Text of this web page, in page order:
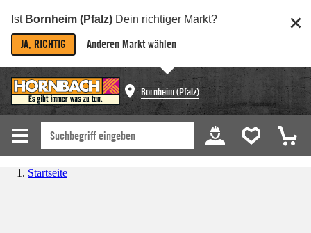
Ist Bornheim (Pfalz) Dein richtiger Markt?
JA, RICHTIG Anderen Markt wählen
Bornheim (Pfalz)
Startseite